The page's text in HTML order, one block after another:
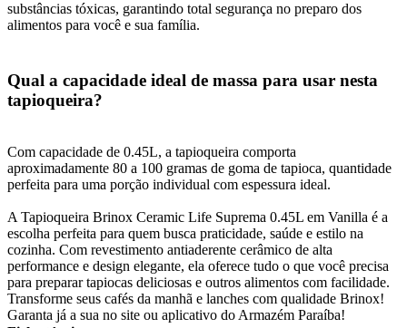
substâncias tóxicas, garantindo total segurança no preparo dos
alimentos para você e sua família.
Qual a capacidade ideal de massa para usar nesta
tapioqueira?
Com capacidade de 0.45L, a tapioqueira comporta
aproximadamente 80 a 100 gramas de goma de tapioca, quantidade
perfeita para uma porção individual com espessura ideal.
A Tapioqueira Brinox Ceramic Life Suprema 0.45L em Vanilla é a
escolha perfeita para quem busca praticidade, saúde e estilo na
cozinha. Com revestimento antiaderente cerâmico de alta
performance e design elegante, ela oferece tudo o que você precisa
para preparar tapiocas deliciosas e outros alimentos com facilidade.
Transforme seus cafés da manhã e lanches com qualidade Brinox!
Garanta já a sua no site ou aplicativo do Armazém Paraíba!